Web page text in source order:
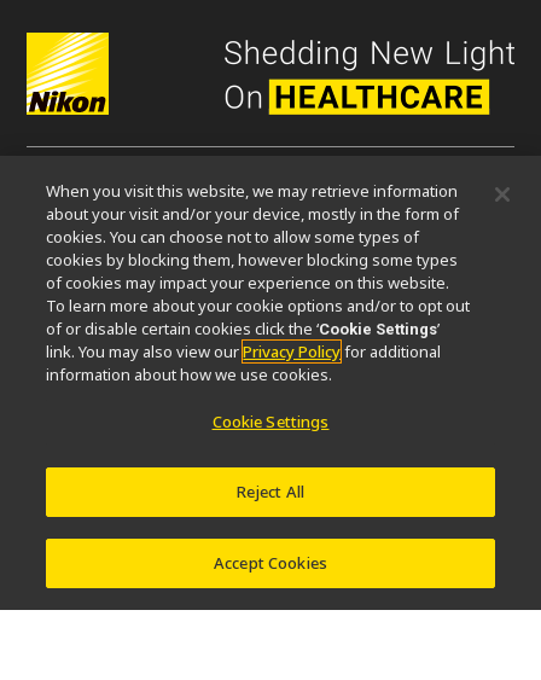
微信
关于我们
活动可持续发展 Well-being 显微镜事业100周年
相关网站
When you visit this website, we may retrieve information
about your visit and/or your device, mostly in the form of
cookies. You can choose not to allow some types of
cookies by blocking them, however blocking some types
of cookies may impact your experience on this website.
To learn more about your cookie options and/or to opt out
of or disable certain cookies click the ‘Cookie Settings’
link. You may also view ourPrivacy Policyfor additional
information about how we use cookies.
Cookie Settings
Reject All
Accept Cookies